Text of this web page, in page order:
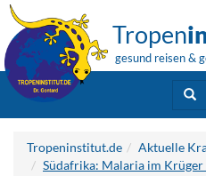
Tropen
gesund reisen &
Tropeninstitut.de
Aktuelle
Südafrika: Malaria im